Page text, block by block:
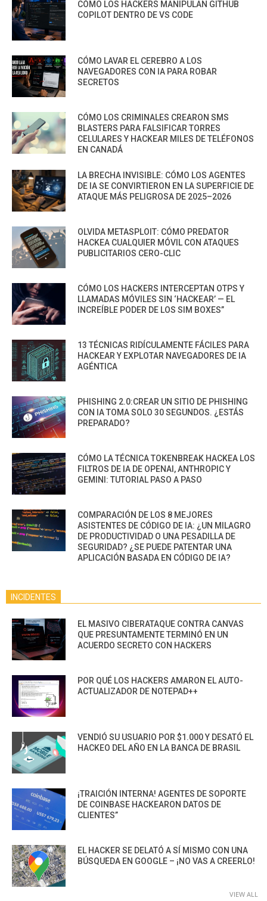
CÓMO LOS HACKERS MANIPULAN GITHUB
COPILOT DENTRO DE VS CODE
CÓMO LAVAR EL CEREBRO A LOS
NAVEGADORES CON IA PARA ROBAR
SECRETOS
CÓMO LOS CRIMINALES CREARON SMS
BLASTERS PARA FALSIFICAR TORRES
CELULARES Y HACKEAR MILES DE TELÉFONOS
EN CANADÁ
LA BRECHA INVISIBLE: CÓMO LOS AGENTES
DE IA SE CONVIRTIERON EN LA SUPERFICIE DE
ATAQUE MÁS PELIGROSA DE 2025–2026
OLVIDA METASPLOIT: CÓMO PREDATOR
HACKEA CUALQUIER MÓVIL CON ATAQUES
PUBLICITARIOS CERO-CLIC
CÓMO LOS HACKERS INTERCEPTAN OTPS Y
LLAMADAS MÓVILES SIN ‘HACKEAR’ — EL
INCREÍBLE PODER DE LOS SIM BOXES”
13 TÉCNICAS RIDÍCULAMENTE FÁCILES PARA
HACKEAR Y EXPLOTAR NAVEGADORES DE IA
AGÉNTICA
PHISHING 2.0:CREAR UN SITIO DE PHISHING
CON IA TOMA SOLO 30 SEGUNDOS. ¿ESTÁS
PREPARADO?
CÓMO LA TÉCNICA TOKENBREAK HACKEA LOS
FILTROS DE IA DE OPENAI, ANTHROPIC Y
GEMINI: TUTORIAL PASO A PASO
COMPARACIÓN DE LOS 8 MEJORES
ASISTENTES DE CÓDIGO DE IA: ¿UN MILAGRO
DE PRODUCTIVIDAD O UNA PESADILLA DE
SEGURIDAD? ¿SE PUEDE PATENTAR UNA
APLICACIÓN BASADA EN CÓDIGO DE IA?
INCIDENTES
EL MASIVO CIBERATAQUE CONTRA CANVAS
QUE PRESUNTAMENTE TERMINÓ EN UN
ACUERDO SECRETO CON HACKERS
POR QUÉ LOS HACKERS AMARON EL AUTO-
ACTUALIZADOR DE NOTEPAD++
VENDIÓ SU USUARIO POR $1.000 Y DESATÓ EL
HACKEO DEL AÑO EN LA BANCA DE BRASIL
¡TRAICIÓN INTERNA! AGENTES DE SOPORTE
DE COINBASE HACKEARON DATOS DE
CLIENTES”
EL HACKER SE DELATÓ A SÍ MISMO CON UNA
BÚSQUEDA EN GOOGLE – ¡NO VAS A CREERLO!
VIEW ALL